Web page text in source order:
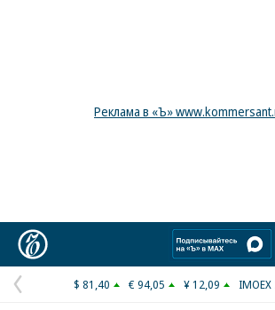
Реклама в «Ъ»
Предыдущая
$ 81,40 € 94,05 ¥ 12,09 IMOEX